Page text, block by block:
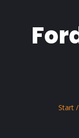
Start/